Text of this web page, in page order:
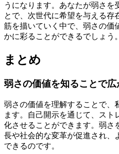
うになります。あなたが弱さを
とで、次世代に希望を与える存
筋を描いていく中で、弱さの価
かに彩ることができるでしょう。
まとめ
弱さの価値を知ることで
弱さの価値を理解することで、
ます。自己開示を通じて、スト
化させることができます。弱さ
長や社会的な変革が促進され、
できるのです。